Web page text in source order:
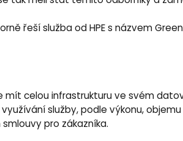
řeší služba od HPE s názvem
mít celou infrastrukturu ve svém
služby, podle výkonu,
pro zákazníka.